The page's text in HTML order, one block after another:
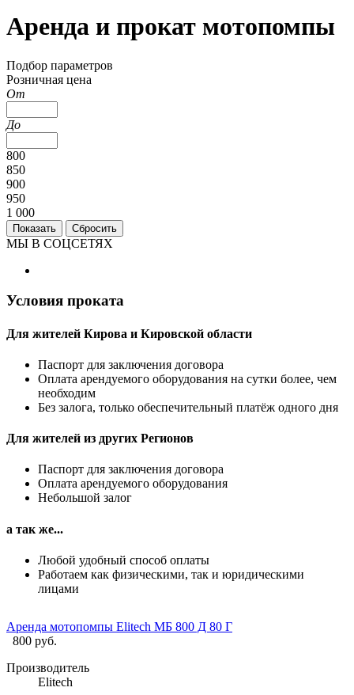
Аренда и прокат мотопомпы
Подбор параметров
Розничная цена
От
До
800
850
900
950
1 000
МЫ В СОЦСЕТЯХ
Условия проката
Для жителей Кирова и Кировской области
Паспорт для заключения договора
Оплата арендуемого оборудования на сутки более, чем
необходим
Без залога, только обеспечительный платёж одного дня
Для жителей из других Регионов
Паспорт для заключения договора
Оплата арендуемого оборудования
Небольшой залог
а так же...
Любой удобный способ оплаты
Работаем как физическими, так и юридическими
лицами
Аренда мотопомпы Elitech МБ 800 Д 80 Г
800 руб.
Производитель
Elitech